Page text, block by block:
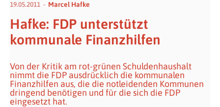
19.05.2011 Marcel Hafke
Hafke: FDP unterstützt
kommunale Finanzhilfen
Von der Kritik am rot-grünen Schuldenhaushalt
nimmt die FDP ausdrücklich die kommunalen
Finanzhilfen aus, die die notleidenden Kommunen
dringend benötigen und für die sich die FDP
eingesetzt hat.